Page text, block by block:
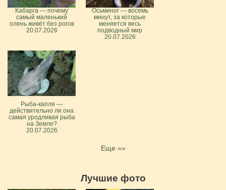
Кабарга — почему
самый маленький
олень живёт без рогов
20.07.2026
Осьминог — восемь
минут, за которые
меняется весь
подводный мир
20.07.2026
Рыба-капля —
действительно ли она
самая уродливая рыба
на Земле?
20.07.2026
Еще »»
Лучшие фото